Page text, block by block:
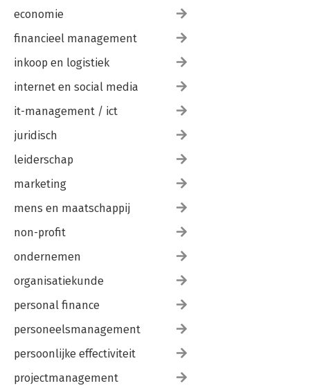
economie
financieel management
inkoop en logistiek
internet en social media
it-management / ict
juridisch
leiderschap
marketing
mens en maatschappij
non-profit
ondernemen
organisatiekunde
personal finance
personeelsmanagement
persoonlijke effectiviteit
projectmanagement